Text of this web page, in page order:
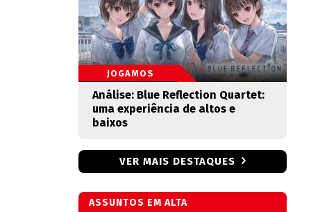
JOGAMOS
Análise: Blue Reflection Quartet:
uma experiência de altos e
baixos
VER MAIS DESTAQUES
ASSUNTOS EM ALTA